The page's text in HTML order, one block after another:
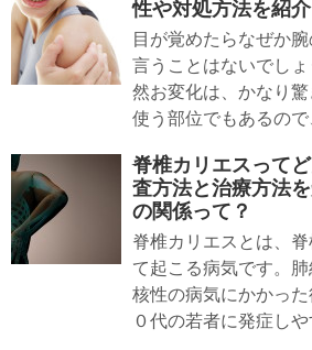
性や対処方法を紹介
目が覚めたらなぜか
言うことはないでし
然お変化は、かなり驚
使う部位でもあるの
脊椎カリエスって
査方法と治療方法
の関係って？
脊椎カリエスとは、
て起こる病気です。
核性の病気にかかっ
０代の若者に発症し